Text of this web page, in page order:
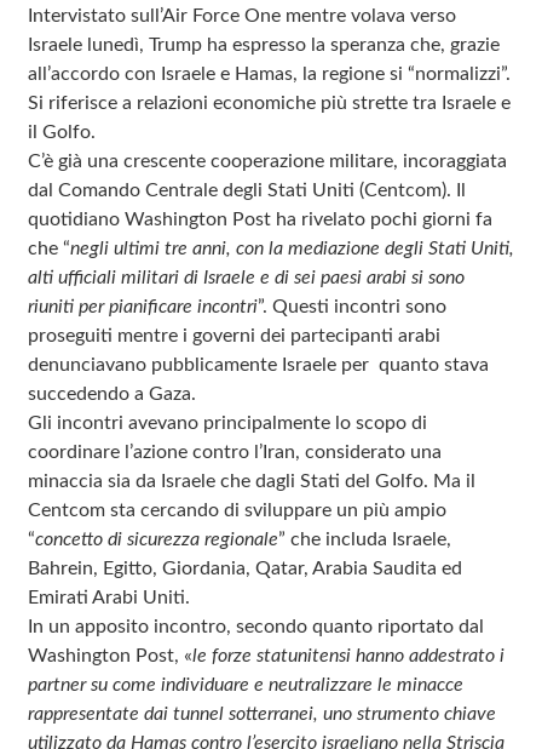
Intervistato sull’Air Force One mentre volava verso
Israele lunedì, Trump ha espresso la speranza che, grazie
all’accordo con Israele e Hamas, la regione si “normalizzi”.
Si riferisce a relazioni economiche più strette tra Israele e
il Golfo.
C’è già una crescente cooperazione militare, incoraggiata
dal Comando Centrale degli Stati Uniti (Centcom). Il
quotidiano Washington Post ha rivelato pochi giorni fa
che “negli ultimi tre anni, con la mediazione degli Stati Uniti,
alti ufficiali militari di Israele e di sei paesi arabi si sono
riuniti per pianificare incontri”. Questi incontri sono
proseguiti mentre i governi dei partecipanti arabi
denunciavano pubblicamente Israele per quanto stava
succedendo a Gaza.
Gli incontri avevano principalmente lo scopo di
coordinare l’azione contro l’Iran, considerato una
minaccia sia da Israele che dagli Stati del Golfo. Ma il
Centcom sta cercando di sviluppare un più ampio
“concetto di sicurezza regionale” che includa Israele,
Bahrein, Egitto, Giordania, Qatar, Arabia Saudita ed
Emirati Arabi Uniti.
In un apposito incontro, secondo quanto riportato dal
Washington Post, «le forze statunitensi hanno addestrato i
partner su come individuare e neutralizzare le minacce
rappresentate dai tunnel sotterranei, uno strumento chiave
utilizzato da Hamas contro l’esercito israeliano nella Striscia